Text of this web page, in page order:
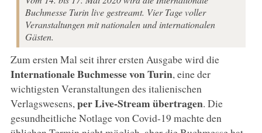
Buchmesse Turin live gestreamt. Vier Tage voller
Veranstaltungen mit nationalen und internationalen
Gästen.
Zum ersten Mal seit ihrer ersten Ausgabe wird die
Internationale Buchmesse von Turin, eine der
wichtigsten Veranstaltungen des italienischen
Verlagswesens, per Live-Stream übertragen. Die
gesundheitliche Notlage von Covid-19 machte den